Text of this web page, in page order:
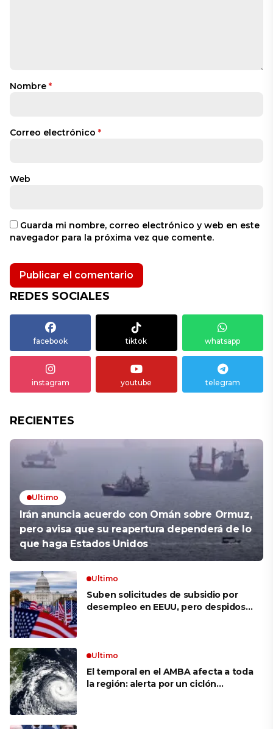
Nombre *
Correo electrónico *
Web
Guarda mi nombre, correo electrónico y web en este
navegador para la próxima vez que comente.
REDES SOCIALES
facebook tiktok whatsapp
instagram youtube telegram
RECIENTES
Ultimo
Irán anuncia acuerdo con Omán sobre Ormuz,
pero avisa que su reapertura dependerá de lo
que haga Estados Unidos
Ultimo
Suben solicitudes de subsidio por
desempleo en EEUU, pero despidos
Ultimo
El temporal en el AMBA afecta a toda
la región: alerta por un ciclón